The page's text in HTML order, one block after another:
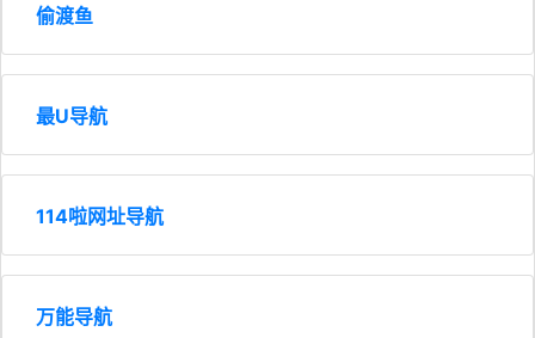
偷渡鱼
最U导航
114啦网址导航
万能导航